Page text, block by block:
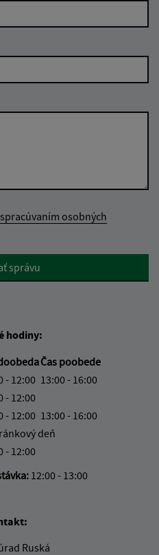
spracúvaním osobných
správu
hodiny:
Čas poobede
- 12:00 13:00 - 16:00
- 12:00
- 12:00 13:00 - 16:00
deň
- 12:00
12:00 - 13:00
Ruská